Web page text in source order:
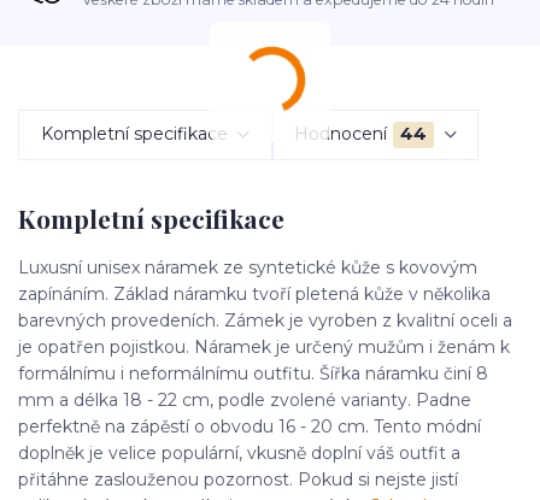
Kompletní specifikace Hodnocení 44
Kompletní specifikace
Luxusní unisex náramek ze syntetické kůže s kovovým
zapínáním. Základ náramku tvoří pletená kůže v několika
barevných provedeních. Zámek je vyroben z kvalitní oceli a
je opatřen pojistkou. Náramek je určený mužům i ženám k
formálnímu i neformálnímu outfitu. Šířka náramku činí 8
mm a délka 18 - 22 cm, podle zvolené varianty. Padne
perfektně na zápěstí o obvodu 16 - 20 cm. Tento módní
doplněk je velice populární, vkusně doplní váš outfit a
přitáhne zaslouženou pozornost. Pokud si nejste jistí